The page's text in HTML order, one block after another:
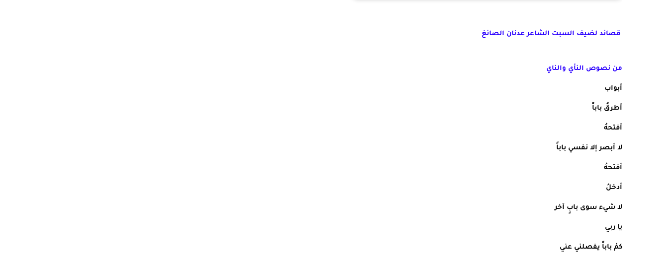
قصائد لضيف السبت الشاعر عدنان الصائغ
من نصوص النأي والناي
أبواب
أطرقُ باباً
أفتحهُ
لا أبصر إلا نفسي باباً
أفتحهُ
أدخلُ
لا شيء سوى بابٍ آخر
يا ربي
كمْ باباً يفصلني عني